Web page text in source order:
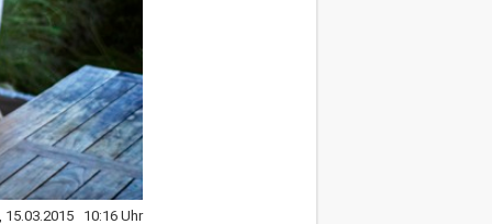
15.03.2015 10:16 Uhr